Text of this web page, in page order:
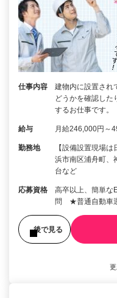
仕事内容
建物内に設置され
どうかを確認した
するお仕事です。
給与 月給246,000円～
勤務地
【設備設置現場
浜市南区浦舟町、
台など
応募資格
高卒以上、簡単
問 ★普通自動車
後で見る